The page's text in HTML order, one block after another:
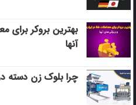
بهترین بروکر برای
آنها
چرا بلوک زن دسته